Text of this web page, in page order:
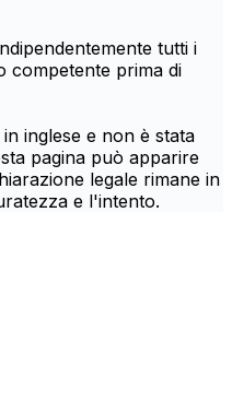
tutti i
competente prima di
inglese e non è stata
pagina può apparire
legale rimane in
e l'intento.